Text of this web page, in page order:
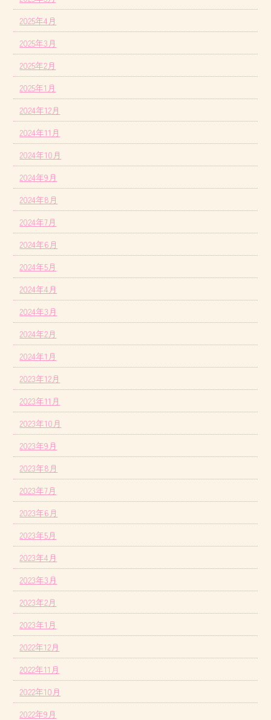
2025年4月
2025年3月
2025年2月
2025年1月
2024年12月
2024年11月
2024年10月
2024年9月
2024年8月
2024年7月
2024年6月
2024年5月
2024年4月
2024年3月
2024年2月
2024年1月
2023年12月
2023年11月
2023年10月
2023年9月
2023年8月
2023年7月
2023年6月
2023年5月
2023年4月
2023年3月
2023年2月
2023年1月
2022年12月
2022年11月
2022年10月
2022年9月